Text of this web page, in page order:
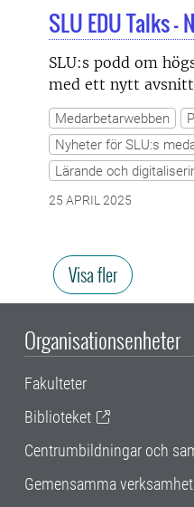
SLU EDU Talks
SLU:s podd om
med ett nytt
Medarbetarwebben
Nyheter för SLU:s
Lärande och
25 APRIL 2025
Visa fler
Organisationsenheter
Fakulteter
Biblioteket
Centrumbildningar och
Gemensamma